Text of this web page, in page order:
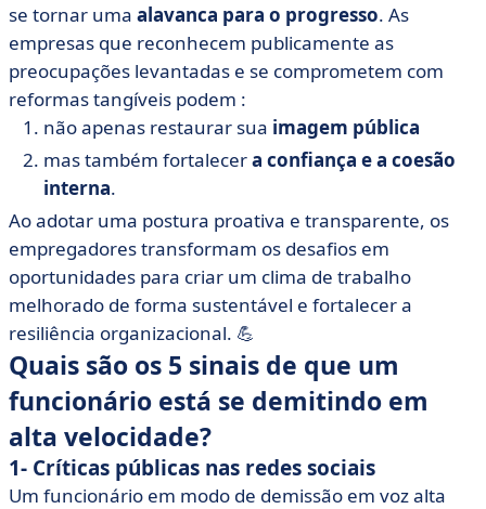
se tornar uma alavanca para o progresso. As
empresas que reconhecem publicamente as
preocupações levantadas e se comprometem com
reformas tangíveis podem :
não apenas restaurar sua imagem pública
mas também fortalecera confiança e a coesão
interna.
Ao adotar uma postura proativa e transparente, os
empregadores transformam os desafios em
oportunidades para criar um clima de trabalho
melhorado de forma sustentável e fortalecer a
resiliência organizacional. 💪
Quais são os 5 sinais de que um
funcionário está se demitindo em
alta velocidade?
1- Críticas públicas nas redes sociais
Um funcionário em modo de demissão em voz alta